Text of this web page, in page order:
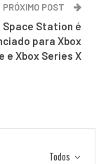
PRÓXIMO POST
Space Station é
para Xbox
e Xbox Series X
Todos